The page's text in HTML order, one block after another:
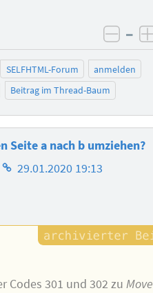
–
SELFHTML-Forum
anmelden
Beitrag im Thread-Baum
Seite a nach b umziehen?
Homepage
29.01.2020 19:13
Codes 301 und 302 zu